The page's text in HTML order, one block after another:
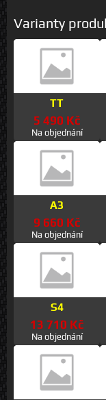
Varianty
TT
5 490 Kč
Na objednání
A3
9 660 Kč
Na objednání
S4
13 710 Kč
Na objednání